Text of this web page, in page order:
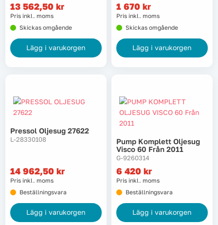
13 562,50 kr
Pris inkl. moms
Skickas omgående
Lägg i varukorgen
1 670 kr
Pris inkl. moms
Skickas omgående
Lägg i varukorgen
Pressol Oljesug 27622
L-28330108
14 962,50 kr
Pris inkl. moms
Beställningsvara
Lägg i varukorgen
Pump Komplett Oljesug
Visco 60 Från 2011
G-9260314
6 420 kr
Pris inkl. moms
Beställningsvara
Lägg i varukorgen